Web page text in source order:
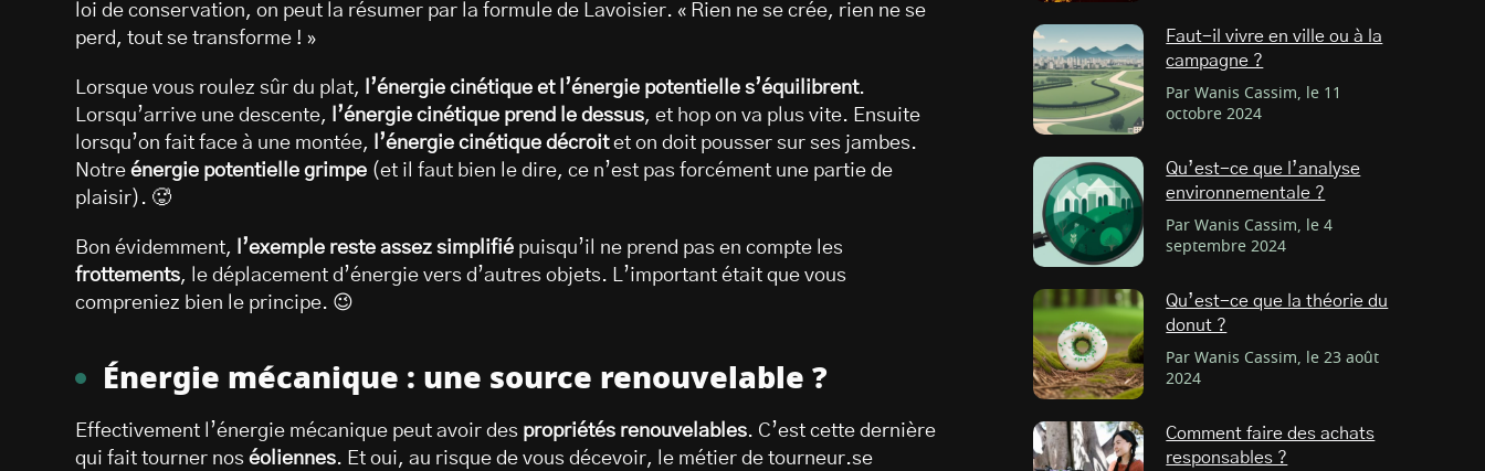
loi de conservation, on peut la résumer par la formule de Lavoisier. « Rien ne se crée, rien ne se
perd, tout se transforme ! »
Lorsque vous roulez sûr du plat, l’énergie cinétique et l’énergie potentielle s’équilibrent.
Lorsqu’arrive une descente,
l’énergie cinétique prend le dessus, et hop on va plus vite. Ensuite
lorsqu’on fait face à une montée,
l’énergie cinétique décroitet on doit pousser sur ses jambes.
Notre énergie potentielle grimpe (et il faut bien le dire, ce n’est pas forcément une partie de
plaisir). 🥵
Bon évidemment, l’exemple reste assez simplifié puisqu’il ne prend pas en compte les
frottements, le déplacement d’énergie vers d’autres objets. L’important était que vous
compreniez bien le principe. 😉
Énergie mécanique : une source renouvelable ?
Effectivement l’énergie mécanique peut avoir des propriétés renouvelables. C’est cette dernière
qui fait tourner nos éoliennes. Et oui, au risque de vous décevoir, le métier de tourneur.se
Faut-il vivre en ville ou à la
campagne ?
Par Wanis Cassim, le 11
octobre 2024
Qu’est-ce que l’analyse
environnementale ?
Par Wanis Cassim, le 4
septembre 2024
Qu’est-ce que la théorie du
donut ?
Par Wanis Cassim, le 23 août
2024
Comment faire des achats
responsables ?